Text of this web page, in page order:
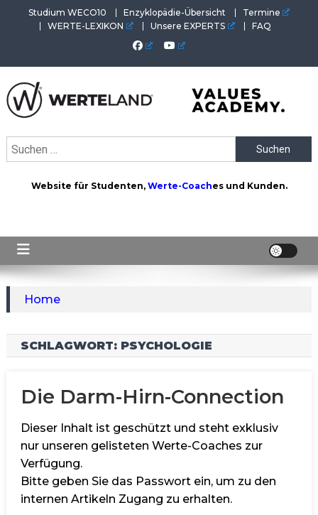
Studium WECO10 Enzyklopädie-Übersicht
Termine
WERTE-LEXIKON
Unsere EXPERTS FAQ
Akademie. Wertvolles für Werte-Coaches.
Suchen
nach:
Website für Studenten, Werte-Coaches und Kunden.
Home
SCHLAGWORT: PSYCHOLOGIE
Die Darm-Hirn-Connection
Dieser Inhalt ist geschützt und steht exklusiv
nur unseren gelisteten Werte-Coaches zur
Verfügung.
Bitte geben Sie das Passwort ein, um zu den
internen Artikeln Zugang zu erhalten.